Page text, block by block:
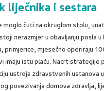
liječnika i sestara
moglo čuti na okruglom stolu,
nerazmjer u obavljanju posla u
primjerice, mjesečno operiraju
imaju istu plaću. Nacrt strategije
ustroja zdravstvenih ustanova
povezivanja domova zdravlja,